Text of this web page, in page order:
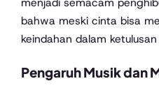
bahwa meski cinta bisa
keindahan dalam
Pengaruh Musik dan